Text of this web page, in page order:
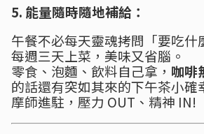
5. 能量隨時隨地補給：
午餐不必每天靈魂拷問「要吃什
每週三天上菜，美味又省腦。
零食、泡麵、飲料自己拿， 咖啡
的話還有突如其來的下午茶小確
摩師進駐，壓力 OUT、精神 IN!